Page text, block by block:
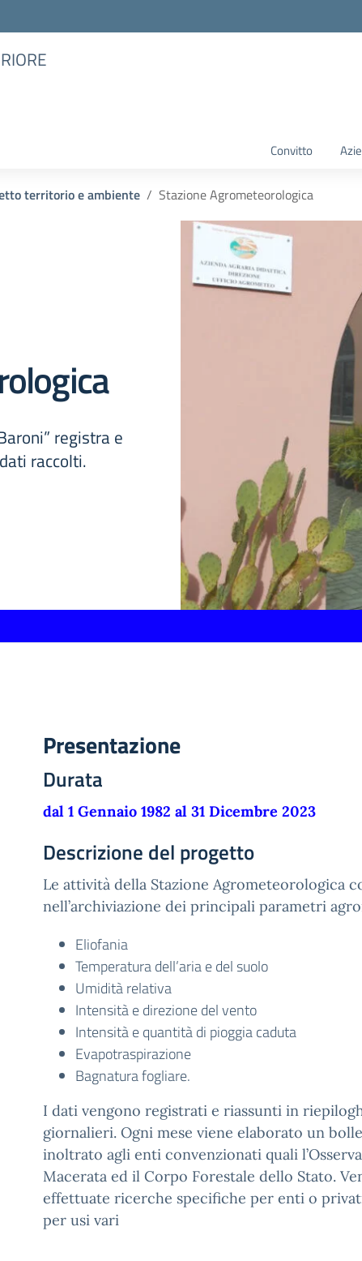
Convitto
territorio e ambiente Stazione Agrometeorologica
registra e
raccolti.
Presentazione
Durata
dal 1 Gennaio 1982 al 31 Dicembre 2023
Descrizione del progetto
Le attività della Stazione Agrometeorologica
nell’archiviazione dei principali parametri
Eliofania
Temperatura dell’aria e del suolo
Umidità relativa
Intensità e direzione del vento
Intensità e quantità di pioggia caduta
Evapotraspirazione
Bagnatura fogliare.
I dati vengono registrati e riassunti in
giornalieri. Ogni mese viene elaborato un
inoltrato agli enti convenzionati quali
Macerata ed il Corpo Forestale dello Stato.
effettuate ricerche specifiche per enti o
per usi vari